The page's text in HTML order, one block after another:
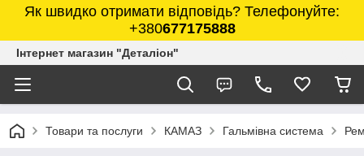
Як швидко отримати відповідь? Телефонуйте:
+380677175888
Інтернет магазин "Деталіон"
Товари та послуги КАМАЗ Гальмівна система